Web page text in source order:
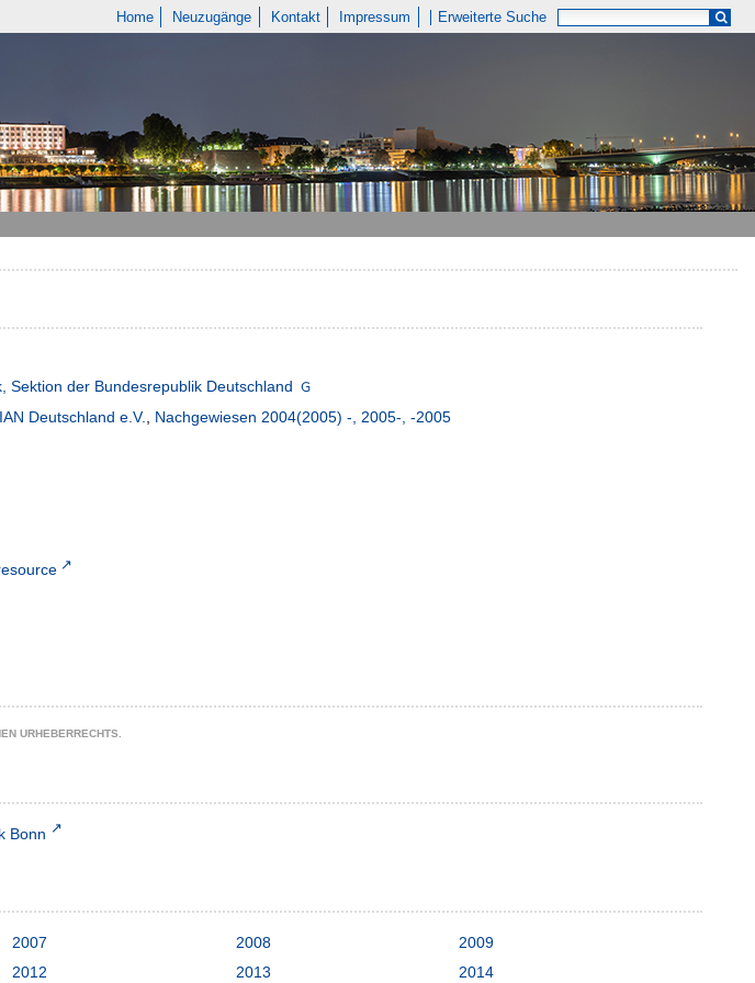
Home Neuzugänge Kontakt Impressum Erweiterte Suche
Sektion der Bundesrepublik Deutschland
Deutschland e.V., Nachgewiesen 2004(2005) -, 2005-, -2005
URHEBERRECHTS.
Bonn
2007 2008
2009
2012 2013 2014